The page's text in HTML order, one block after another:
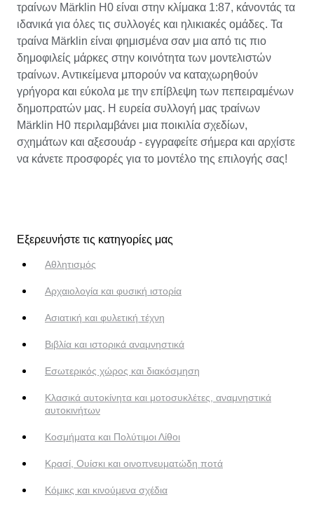
τραίνων Märklin H0 είναι στην κλίμακα 1:87, κάνοντάς τα
ιδανικά για όλες τις συλλογές και ηλικιακές ομάδες. Τα
τραίνα Märklin είναι φημισμένα σαν μια από τις πιο
δημοφιλείς μάρκες στην κοινότητα των μοντελιστών
τραίνων. Αντικείμενα μπορούν να καταχωρηθούν
γρήγορα και εύκολα με την επίβλεψη των πεπειραμένων
δημοπρατών μας. Η ευρεία συλλογή μας τραίνων
Märklin H0 περιλαμβάνει μια ποικιλία σχεδίων,
σχημάτων και αξεσουάρ - εγγραφείτε σήμερα και αρχίστε
να κάνετε προσφορές για το μοντέλο της επιλογής σας!
Εξερευνήστε τις κατηγορίες μας
Αθλητισμός
Αρχαιολογία και φυσική ιστορία
Ασιατική και φυλετική τέχνη
Βιβλία και ιστορικά αναμνηστικά
Εσωτερικός χώρος και διακόσμηση
Κλασικά αυτοκίνητα και μοτοσυκλέτες, αναμνηστικά
αυτοκινήτων
Κοσμήματα και Πολύτιμοι Λίθοι
Κρασί, Ουίσκι και οινοπνευματώδη ποτά
Κόμικς και κινούμενα σχέδια